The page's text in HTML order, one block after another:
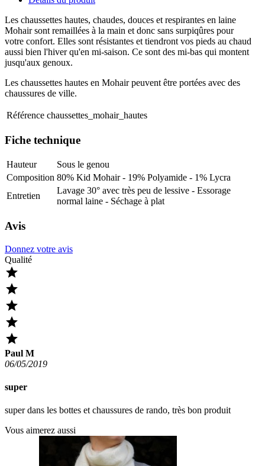
Les chaussettes hautes, chaudes, douces et respirantes en laine
Mohair sont remaillées à la main et donc sans surpiqûres pour
votre confort. Elles sont résistantes et tiendront vos pieds au chaud
aussi bien l'hiver qu'en mi-saison. Ce sont des mi-bas qui montent
jusqu'aux genoux.
Les chaussettes hautes en Mohair peuvent être portées avec des
chaussures de ville.
Référence chaussettes_mohair_hautes
Fiche technique
Hauteur
Sous le genou
Composition 80% Kid Mohair - 19% Polyamide - 1% Lycra
Entretien
Lavage 30° avec très peu de lessive - Essorage
normal laine - Séchage à plat
Avis
Donnez votre avis
Qualité





Paul M
06/05/2019
super
super dans les bottes et chaussures de rando, très bon produit
Vous aimerez aussi